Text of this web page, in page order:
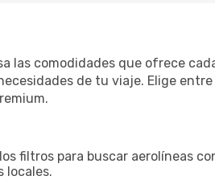
las comodidades que ofrece
de tu viaje. Elige
filtros para buscar aerolíneas
locales.